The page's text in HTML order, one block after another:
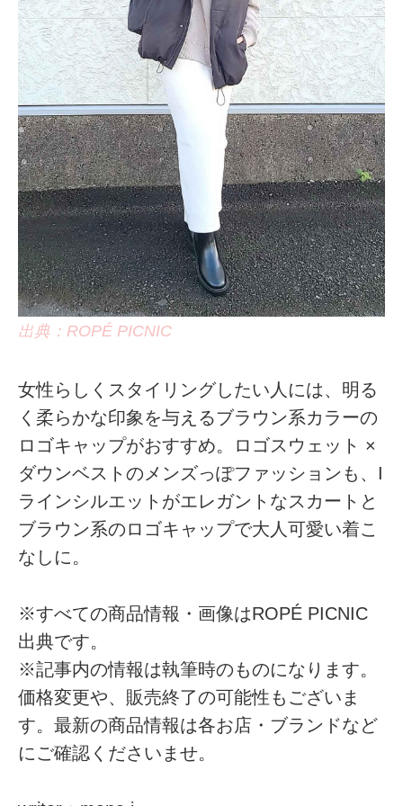
出典：ROPÉ PICNIC
女性らしくスタイリングしたい人には、明る
く柔らかな印象を与えるブラウン系カラーの
ロゴキャップがおすすめ。ロゴスウェット ×
ダウンベストのメンズっぽファッションも、I
ラインシルエットがエレガントなスカートと
ブラウン系のロゴキャップで大人可愛い着こ
なしに。
※すべての商品情報・画像はROPÉ PICNIC
出典です。
※記事内の情報は執筆時のものになります。
価格変更や、販売終了の可能性もございま
す。最新の商品情報は各お店・ブランドなど
にご確認くださいませ。